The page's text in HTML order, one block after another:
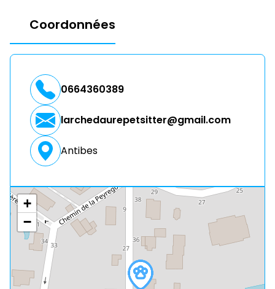
Coordonnées
0664360389
larchedaurepetsitter@gmail.com
Antibes
+
−